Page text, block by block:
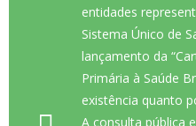
entidades
Sistema Único de
lançamento da
Primária à Saúde
existência quanto
A consulta pública